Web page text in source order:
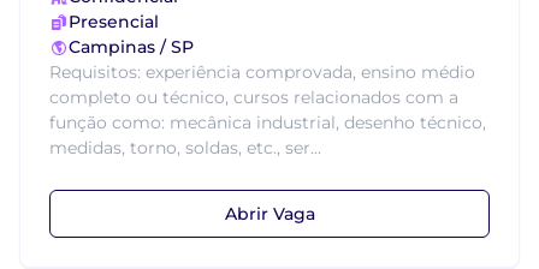
Presencial
Campinas / SP
Requisitos: experiência comprovada, ensino médio
completo ou técnico, cursos relacionados com a
função como: mecânica industrial, desenho técnico,
medidas, torno, soldas, etc., ser...
Abrir Vaga